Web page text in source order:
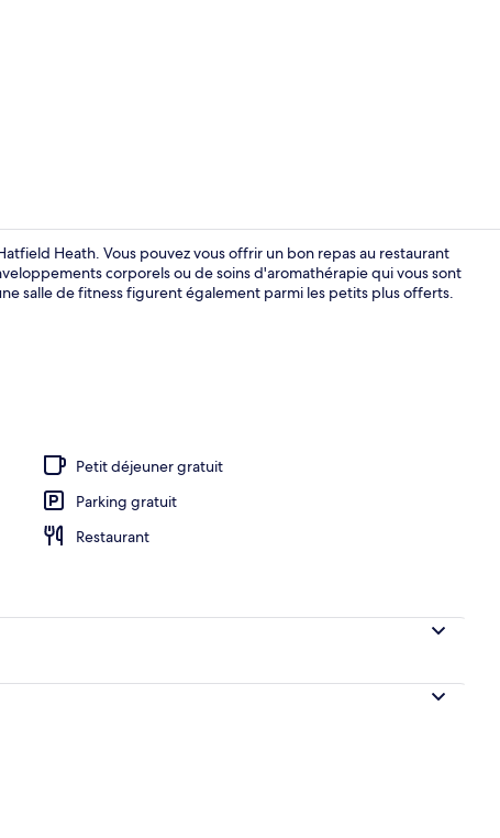
Heath. Vous pouvez vous offrir un bon repas au restaurant
corporels ou de soins d'aromathérapie qui vous sont
salle de fitness figurent également parmi les petits plus offerts.
Petit déjeuner gratuit
Parking gratuit
Restaurant